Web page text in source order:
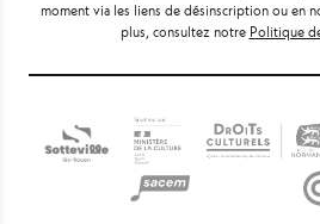
moment via les liens de désinscription ou en
plus, consultez notre Politique